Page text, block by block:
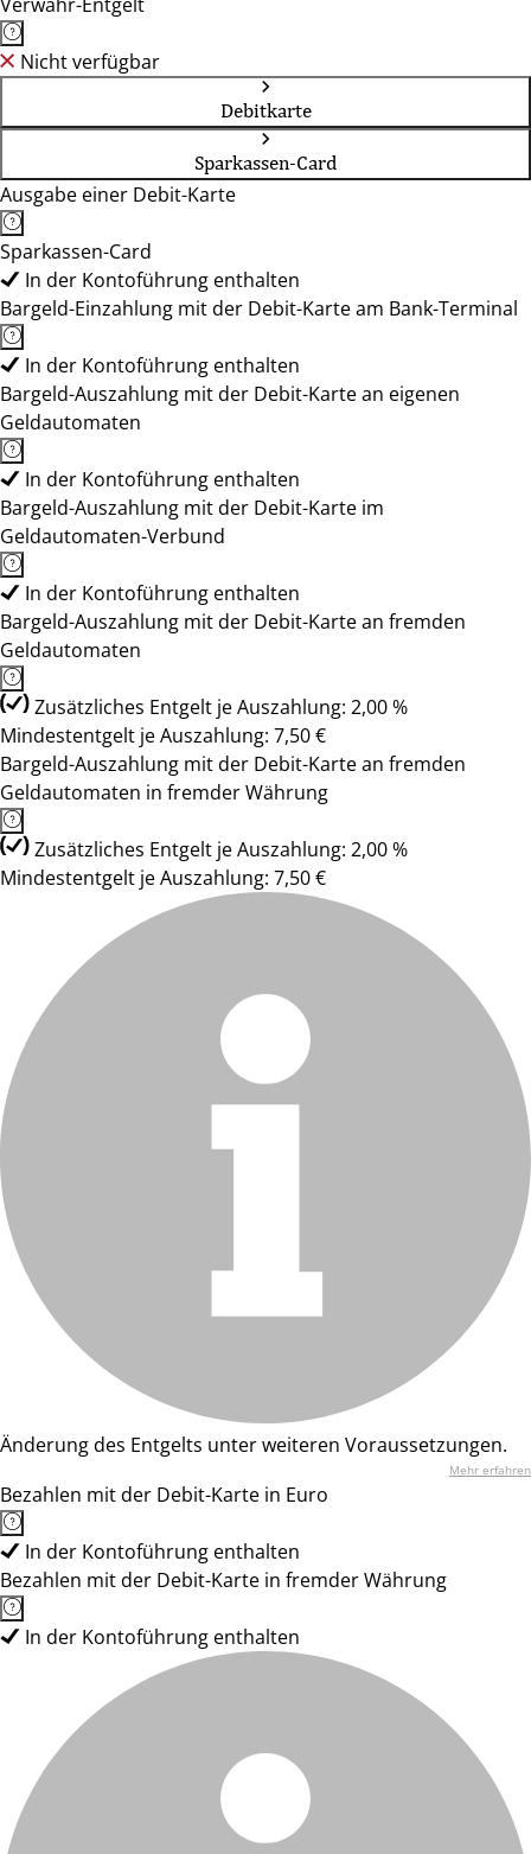
Nicht verfügbar
Debitkarte
Sparkassen-Card
Ausgabe einer Debit-Karte
Sparkassen-Card
In der Kontoführung enthalten
Bargeld-Einzahlung mit der Debit-Karte am Bank-Terminal
In der Kontoführung enthalten
Bargeld-Auszahlung mit der Debit-Karte an eigenen
Geldautomaten
In der Kontoführung enthalten
Bargeld-Auszahlung mit der Debit-Karte im
Geldautomaten-Verbund
In der Kontoführung enthalten
Bargeld-Auszahlung mit der Debit-Karte an fremden
Geldautomaten
Zusätzliches Entgelt je Auszahlung: 2,00 %
Mindestentgelt je Auszahlung: 7,50 €
Bargeld-Auszahlung mit der Debit-Karte an fremden
Geldautomaten in fremder Währung
Zusätzliches Entgelt je Auszahlung: 2,00 %
Mindestentgelt je Auszahlung: 7,50 €
Änderung des Entgelts unter weiteren Voraussetzungen.
Mehr erfahren
Bezahlen mit der Debit-Karte in Euro
In der Kontoführung enthalten
Bezahlen mit der Debit-Karte in fremder Währung
In der Kontoführung enthalten